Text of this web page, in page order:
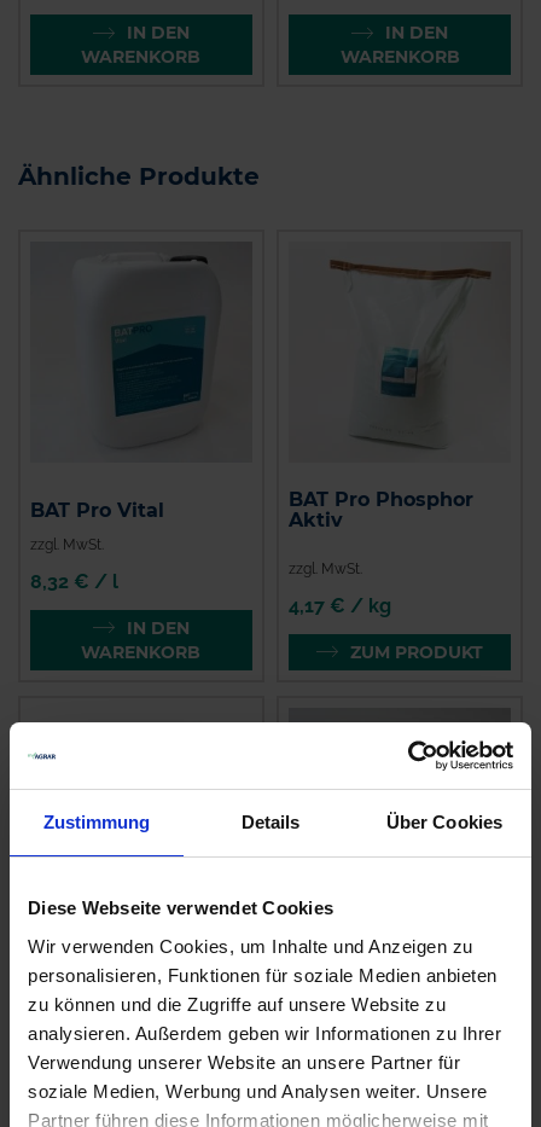
Zustimmung Details Über Cookies
Diese Webseite verwendet Cookies
Wir verwenden Cookies, um Inhalte und Anzeigen zu
personalisieren, Funktionen für soziale Medien anbieten
zu können und die Zugriffe auf unsere Website zu
analysieren. Außerdem geben wir Informationen zu Ihrer
Verwendung unserer Website an unsere Partner für
soziale Medien, Werbung und Analysen weiter. Unsere
Partner führen diese Informationen möglicherweise mit
IN DEN
WARENKORB
IN DEN
WARENKORB
Ähnliche Produkte
BAT Pro Vital
zzgl. MwSt.
8,32 € / l
IN DEN
WARENKORB
BAT Pro Phosphor
Aktiv
zzgl. MwSt.
4,17 € / kg
ZUM PRODUKT
Wuxal K 40
10,00 € / l
IN DEN
BAT Pro
GetreideStarter
6,90 € / l
IN DEN